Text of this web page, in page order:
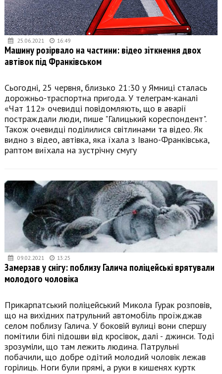
25.06.2021 16:49
Машину розірвало на частини: відео зіткнення двох
автівок під Франківськом
Сьогодні, 25 червня, близько 21:30 у Ямниці сталась
дорожньо-траспортна пригода. У телеграм-каналі
«Чат 112» очевидці повідомляють, що в аварії
постраждали люди, пише "Галицький кореспондент".
Також очевидці поділилися світлинами та відео. Як
видно з відео, автівка, яка їхала з Івано-Франківська,
раптом виїхала на зустрічну смугу
09.02.2021 13:25
Замерзав у снігу: поблизу Галича поліцейські врятували
молодого чоловіка
Прикарпатський поліцейський Микола Гурак розповів,
що на вихідних патрульний автомобіль проїжджав
селом поблизу Галича. У боковій вулиці вони спершу
помітили білі підошви від кросівок, далі - джинси. Тоді
зрозуміли, що там лежить людина. Патрульні
побачили, що добре одітий молодий чоловік лежав
горілиць. Ноги були прямі, а руки в кишенях куртк